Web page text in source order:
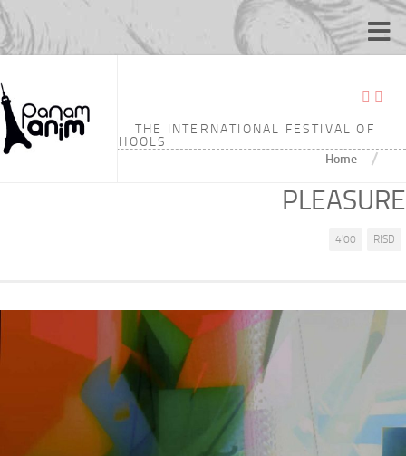
THE INTERNATIONAL FESTIVAL OF
ANIMATION SCHOOLS
Home /
PLEASURE
4'00 RISD